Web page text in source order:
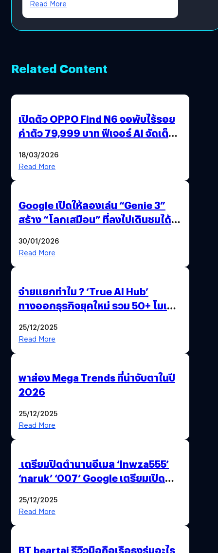
Read More
Related Content
เปิดตัว OPPO Find N6 จอพับไร้รอย
ค่าตัว 79,999 บาท ฟีเจอร์ AI จัดเต็ม
18/03/2026
Read More
Google เปิดให้ลองเล่น “Genie 3”
สร้าง “โลกเสมือน” ที่ลงไปเดินชมได้
30/01/2026
Read More
จ่ายแยกทำไม ? ‘True AI Hub’
ทางออกธุรกิจยุคใหม่ รวม 50+ โมเดล
25/12/2025
Read More
พาส่อง Mega Trends ที่น่าจับตาในปี
2026
25/12/2025
Read More
เตรียมปิดตำนานอีเมล ‘lnwza555’
‘naruk’ ‘007’ Google เตรียมเปิด
25/12/2025
Read More
BT beartai รีวิวมือถือเรือธงรุ่นอะไร